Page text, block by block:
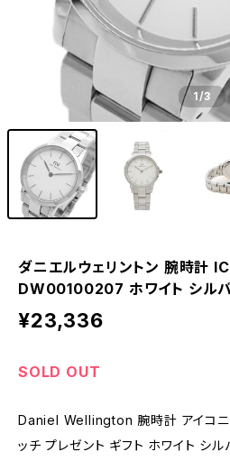
1/3
ダニエルウェリントン 腕時計
DW00100207 ホワイト シル
¥23,336
SOLD OUT
Daniel Wellington 腕時計 アイコニ
ッチ プレゼント ギフト ホワイト シ